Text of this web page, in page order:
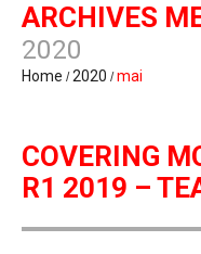
ARCHIVES
2020
Home 2020 mai
COVERING
R1 2019 –